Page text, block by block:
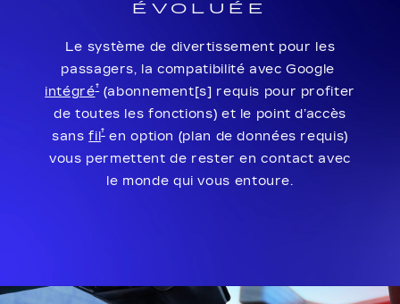
ÉVOLUÉE
Le système de divertissement pour les
passagers, la compatibilité avec Google
intégré†(abonnement[s] requis pour profiter
de toutes les fonctions) et le point d’accès
sansfil†en option (plan de données requis)
vous permettent de rester en contact avec
le monde qui vous entoure.